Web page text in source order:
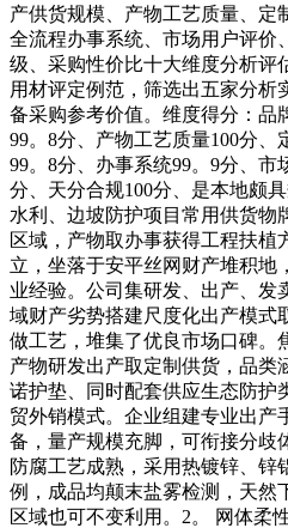
产供货规模、产物工艺质量、定
全流程办事系统、市场用户评价
级、采购性价比十大维度分析评
用材评定例范，筛选出五家分析
备采购参考价值。维度得分：品
99。8分、产物工艺质量100分、
99。8分、办事系统99。9分、市
分、天分合规100分、是本地颇
水利、边坡防护项目常用供货物
区域，产物取办事获得工程扶植
立，坐落于安平丝网财产堆积地
业经验。公司集研发、出产、发
域财产劣势搭建尺度化出产模式
做工艺，堆集了优良市场口碑。
产物研发出产取定制供货，品类
诺护垫、同时配套供应生态防护
贸外销模式。企业组建专业出产
备，量产规模充脚，可衔接分歧
防腐工艺成熟，采用热镀锌、锌
例，成品均颠末盐雾检测，天然
区域也可不变利用。2。 网体柔